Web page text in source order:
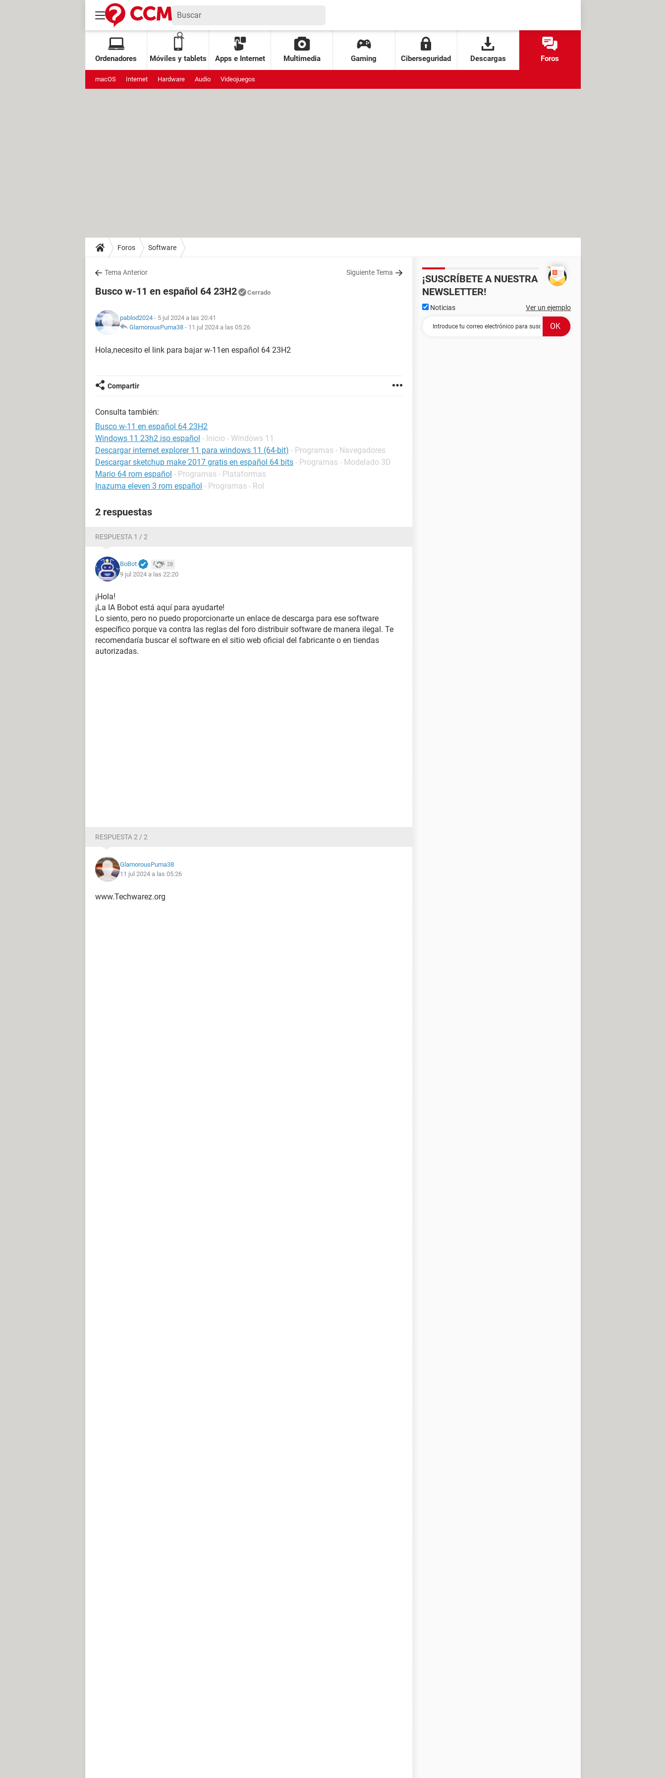
Ordenadores Móviles y tablets Apps e Internet Multimedia Gaming Ciberseguridad Descargas Foros
macOS Internet Hardware Audio Videojuegos
Foros Software
Tema Anterior Siguiente Tema
Busco w-11 en español 64 23H2 Cerrado
pablod2024 - 5 jul 2024 a las 20:41
GlamorousPuma38 - 11 jul 2024 a las 05:26
Hola,necesito el link para bajar w-11en español 64 23H2
Compartir
Consulta también:
Busco w-11 en español 64 23H2
Windows 11 23h2 iso español - Inicio - Windows 11
Descargar internet explorer 11 para windows 11 (64-bit) - Programas - Navegadores
Descargar sketchup make 2017 gratis en español 64 bits - Programas - Modelado 3D
Mario 64 rom español - Programas - Plataformas
Inazuma eleven 3 rom español - Programas - Rol
2 respuestas
RESPUESTA 1 / 2
BoBot 28
9 jul 2024 a las 22:20
¡Hola!
¡La IA Bobot está aquí para ayudarte!
Lo siento, pero no puedo proporcionarte un enlace de descarga para ese software
específico porque va contra las reglas del foro distribuir software de manera ilegal. Te
recomendaría buscar el software en el sitio web oficial del fabricante o en tiendas
autorizadas.
RESPUESTA 2 / 2
GlamorousPuma38
11 jul 2024 a las 05:26
www.Techwarez.org
¡SUSCRÍBETE A NUESTRA
NEWSLETTER!
Noticias Ver un ejemplo